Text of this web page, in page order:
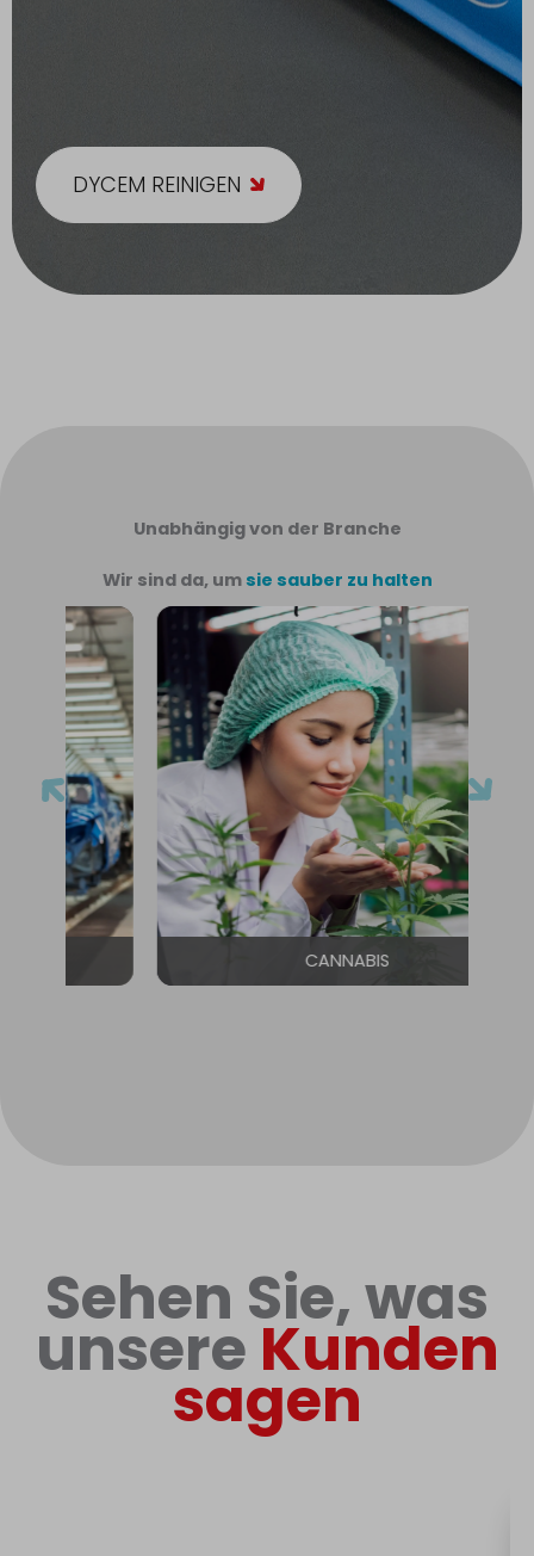
DYCEM REINIGEN
Unabhängig von der Branche
Wir sind da, umsie sauber zu halten
CANNABIS
Sehen Sie, was
unsere Kunden
sagen